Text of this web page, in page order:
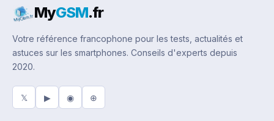
MyGSM.fr
Votre référence francophone pour les tests, actualités et
astuces sur les smartphones. Conseils d'experts depuis
2020.
𝕏 ▶ ◉ ⊕